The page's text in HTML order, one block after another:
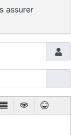
assurer